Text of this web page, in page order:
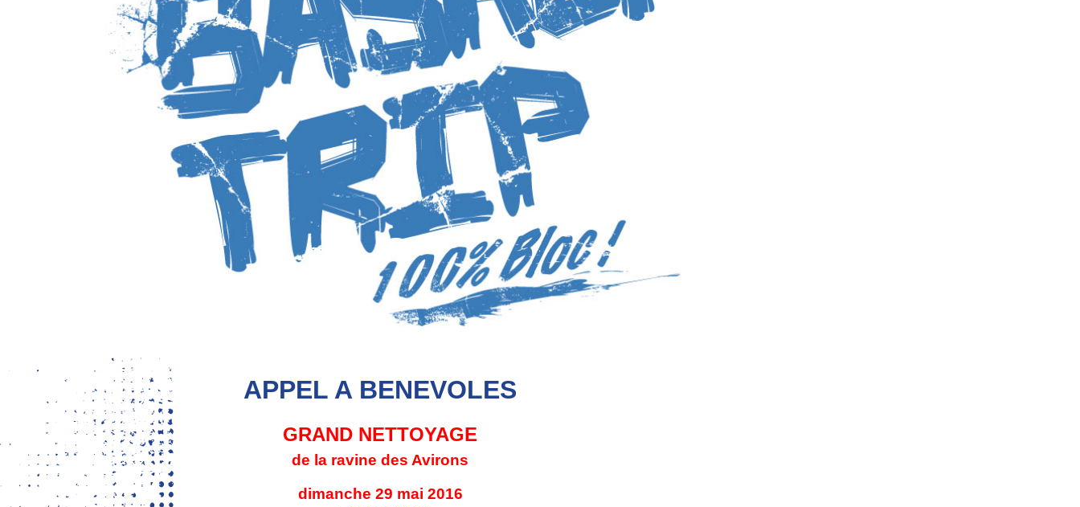
APPEL A BENEVOLES
GRAND NETTOYAGE
de la ravine des Avirons
dimanche 29 mai 2016